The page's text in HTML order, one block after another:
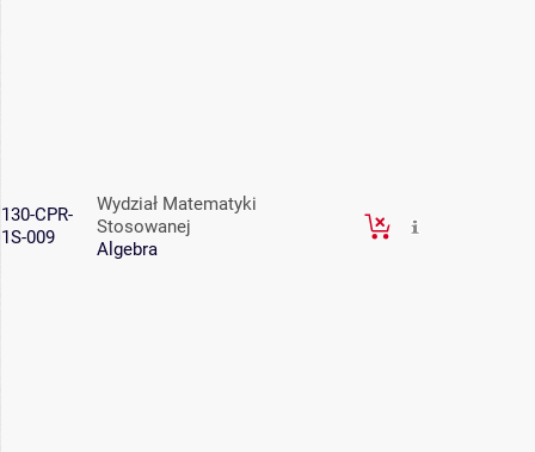
130-CPR-
1S-009
Wydział Matematyki
Stosowanej
Algebra